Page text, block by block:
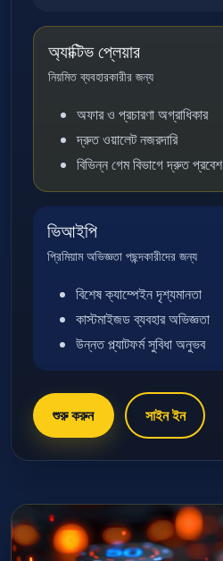
অ্যাক্টিভ প্লেয়ার
নিয়মিত ব্যবহারকারীর জন্য
অফার ও প্রচারণা অগ্রাধিকার
দ্রুত ওয়ালেট নজরদারি
বিভিন্ন গেম বিভাগে দ্রুত প্রবেশ
ভিআইপি
প্রিমিয়াম অভিজ্ঞতা পছন্দকারীদের জন্য
বিশেষ ক্যাম্পেইন দৃশ্যমানতা
কাস্টমাইজড ব্যবহার অভিজ্ঞতা
উন্নত প্ল্যাটফর্ম সুবিধা অনুভব
শুরু করুন সাইন ইন